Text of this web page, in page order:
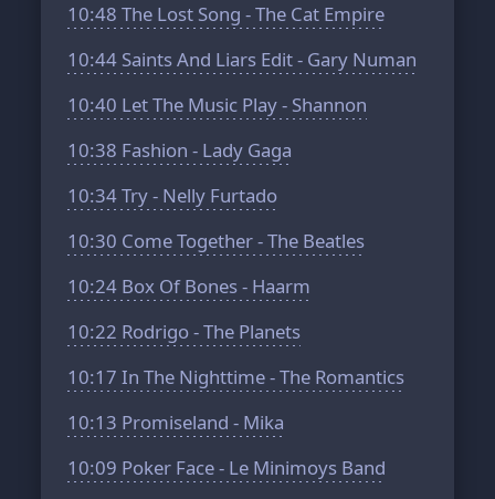
10:48 The Lost Song - The Cat Empire
10:44 Saints And Liars Edit - Gary Numan
10:40 Let The Music Play - Shannon
10:38 Fashion - Lady Gaga
10:34Try - Nelly Furtado
10:30 Come Together - The Beatles
10:24 Box Of Bones - Haarm
10:22 Rodrigo - The Planets
10:17 In The Nighttime - The Romantics
10:13 Promiseland - Mika
10:09 Poker Face - Le Minimoys Band